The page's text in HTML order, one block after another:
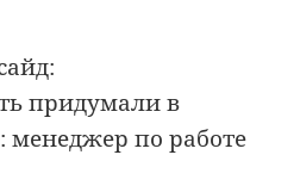
придумали в
по работе